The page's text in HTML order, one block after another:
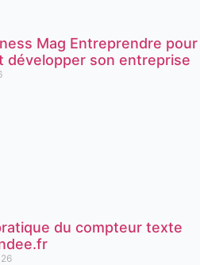
Mag Entreprendre pour
développer son entreprise
du compteur texte